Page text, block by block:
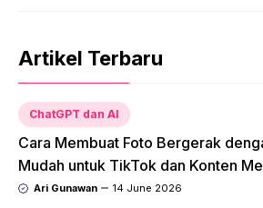
Artikel Terbaru
ChatGPT dan AI
Cara Membuat Foto Bergerak
Mudah untuk TikTok dan Konten
Ari Gunawan 14 June 2026